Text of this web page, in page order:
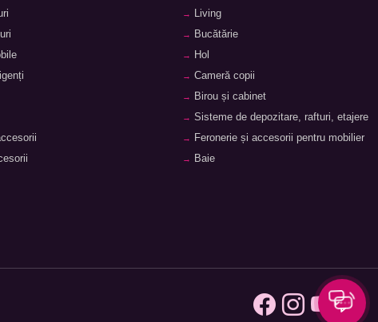
Living
Bucătărie
Hol
Cameră copii
Birou și cabinet
Sisteme de depozitare, rafturi, etajere
Feronerie și accesorii pentru mobilier
Baie